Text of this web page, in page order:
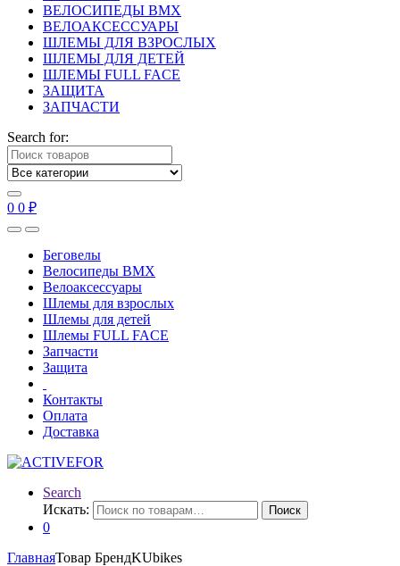
ВЕЛОСИПЕДЫ BMX
ВЕЛОАКСЕССУАРЫ
ШЛЕМЫ ДЛЯ ВЗРОСЛЫХ
ШЛЕМЫ ДЛЯ ДЕТЕЙ
ШЛЕМЫ FULL FACE
ЗАЩИТА
ЗАПЧАСТИ
Search for:
0 0 ₽
Беговелы
Велосипеды BMX
Велоаксессуары
Шлемы для взрослых
Шлемы для детей
Шлемы FULL FACE
Запчасти
Защита
Контакты
Оплата
Доставка
Search
Искать:
Поиск
0
ГлавнаяТовар БрендKUbikes